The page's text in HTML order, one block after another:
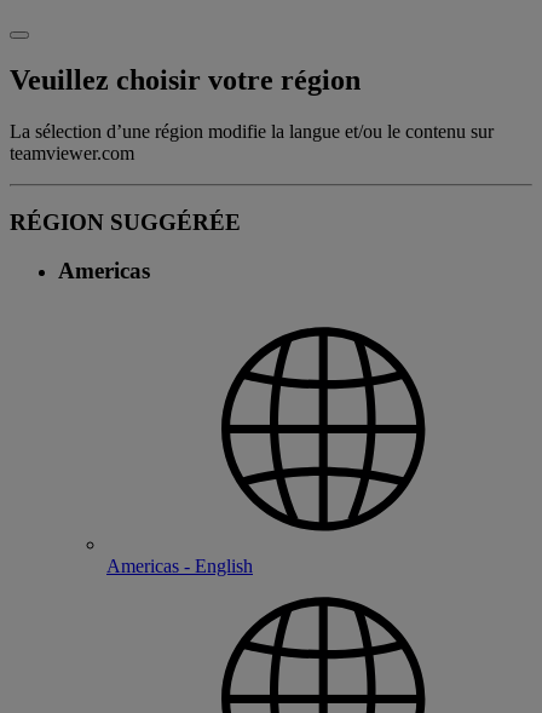
Veuillez choisir votre région
La sélection d’une région modifie la langue et/ou le contenu sur
teamviewer.com
RÉGION SUGGÉRÉE
Americas
Americas - English